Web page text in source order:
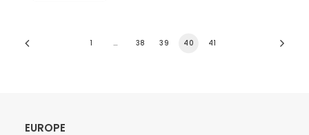
1 … 38 39 40 41
EUROPE